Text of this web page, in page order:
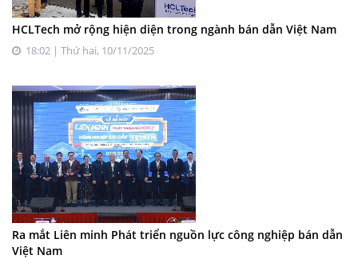
HCLTech mở rộng hiện diện trong ngành bán dẫn Việt Nam
18:02 | Thứ hai, 10/11/2025
Ra mắt Liên minh Phát triển nguồn lực công nghiệp bán dẫn
Việt Nam